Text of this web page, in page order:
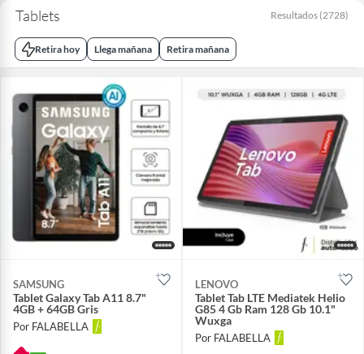
Tablets Resultados (2728)
Retira hoy Llega mañana Retira mañana
SAMSUNG
Tablet Galaxy Tab A11 8.7"
4GB + 64GB Gris
Por FALABELLA
LENOVO
Tablet Tab LTE Mediatek Helio
G85 4 Gb Ram 128 Gb 10.1"
Wuxga
Por FALABELLA